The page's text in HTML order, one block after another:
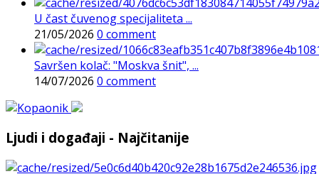
U čast čuvenog specijaliteta ...
21/05/2026 0 comment
Savršen kolač: "Moskva šnit", ...
14/07/2026 0 comment
Ljudi i događaji - Najčitanije